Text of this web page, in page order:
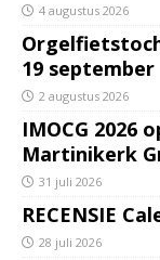
4 augustus 2026
19 september
2 augustus 2026
IMOCG 2026
Martinikerk
31 juli 2026
RECENSIE
28 juli 2026